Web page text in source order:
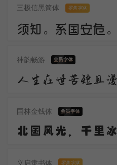
三极信黑简体 零售字体
神韵畅游
国林金钱体
义启隶书体 零售字体